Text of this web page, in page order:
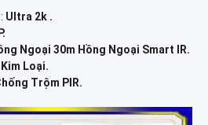
Ultra 2k .
Ngoại 30m Hồng Ngoại Smart IR.
Loại.
Trộm PIR.